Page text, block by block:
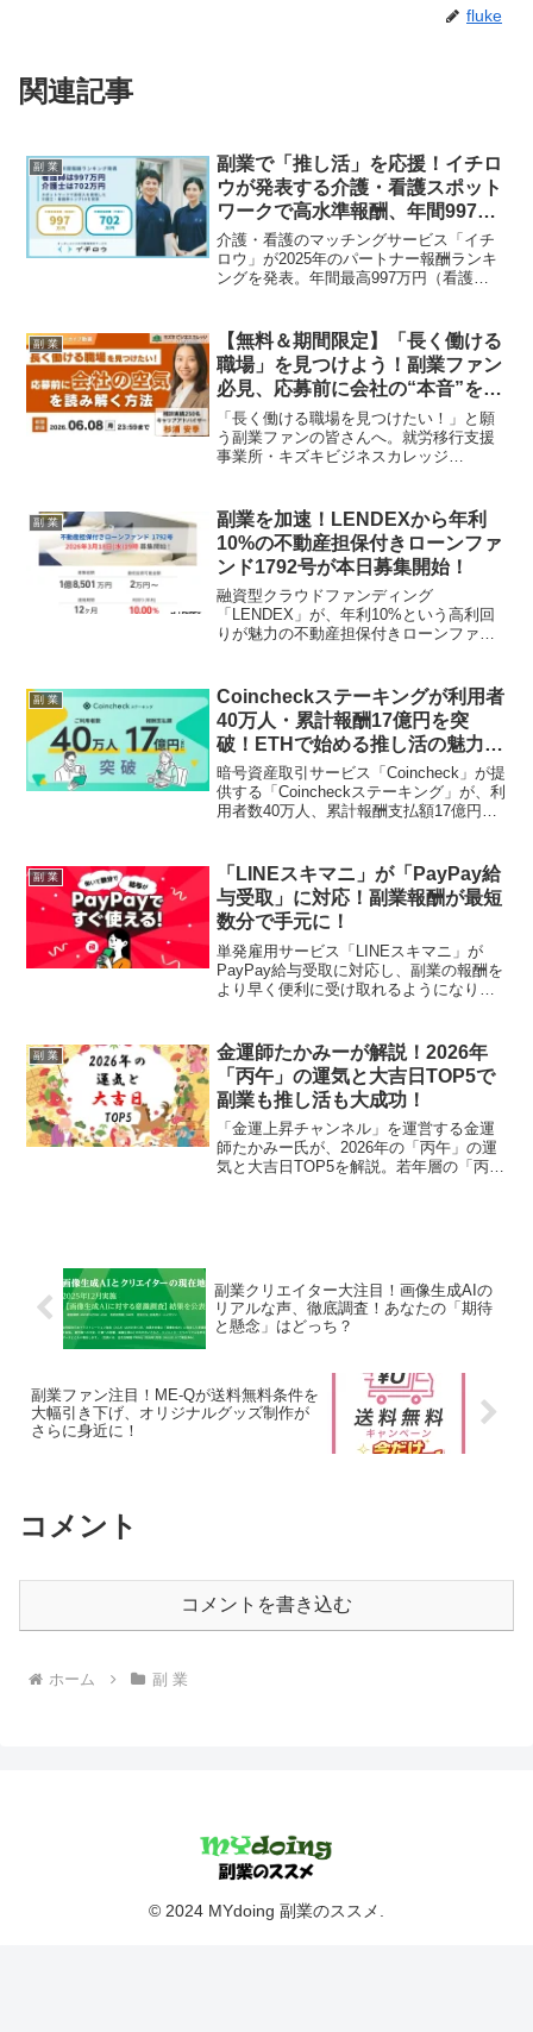
fluke
関連記事
副 業
副業で「推し活」を応援！イチロ
ウが発表する介護・看護スポット
ワークで高水準報酬、年間997万
円の可能性！
介護・看護のマッチングサービス「イチ
ロウ」が2025年のパートナー報酬ランキ
ングを発表。年間最高997万円（看護
収入を実現する秘訣や、選ばれるケアパ
ートナーの共通点に迫ります。副業でキ
ャリアアップを目指す方、必見です！
副 業
【無料＆期間限定】「長く働ける
職場」を見つけよう！副業ファン
必見、応募前に会社の“本音”を読
み解く秘訣
「長く働ける職場を見つけたい！」と願
う副業ファンの皆さんへ。就労移行支援
事業所・キズキビジネスカレッジ
な職場」を見極めるための無料アーカイ
ブ動画を公開しました。求人票の裏側に
ある“会社の空気”を読み解き、安定したキ
ャリアを築くためのヒントが満載です。
副 業
副業を加速！LENDEXから年利
10%の不動産担保付きローンファ
ンド1792号が本日募集開始！
融資型クラウドファンディング
「LENDEX」が、年利10%という高利回
りが魅力の不動産担保付きローンファン
投資で、あなたの副業ライフを応援する
新しい選択肢として注目です。
副 業
Coincheckステーキングが利用者
40万人・累計報酬17億円を突
破！ETHで始める推し活の魅力と
は？
暗号資産取引サービス「Coincheck」が提
供する「Coincheckステーキング」が、利
用者数40万人、累計報酬支払額17億円を
スは、副業ファンにとって新たな「推し
活」の形となるでしょう。
副 業
「LINEスキマニ」が「PayPay給
与受取」に対応！副業報酬が最短
数分で手元に！
単発雇用サービス「LINEスキマニ」が
PayPay給与受取に対応し、副業の報酬を
より早く便利に受け取れるようになりま
報酬を即座に活用できる魅力をお届けし
ます。
副 業
金運師たかみーが解説！2026年
「丙午」の運気と大吉日TOP5で
副業も推し活も大成功！
「金運上昇チャンネル」を運営する金運
師たかみー氏が、2026年の「丙午」の運
気と大吉日TOP5を解説。若年層の「丙
副業クリエイター大注目！画像生成AIの
リアルな声、徹底調査！あなたの「期待
と懸念」はどっち？
副業ファン注目！ME-Qが送料無料条件を
大幅引き下げ、オリジナルグッズ制作が
さらに身近に！
コメント
コメントを書き込む
ホーム 副 業
© 2024 MYdoing 副業のススメ.